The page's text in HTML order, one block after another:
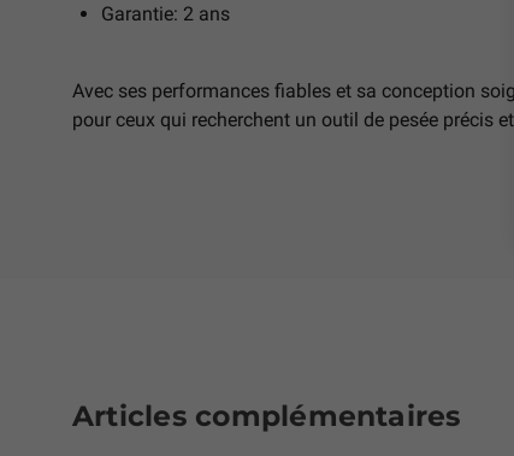
Garantie: 2 ans
Avec ses performances fiables et sa conception
pour ceux qui recherchent un outil de pesée précis
Articles complémentaires